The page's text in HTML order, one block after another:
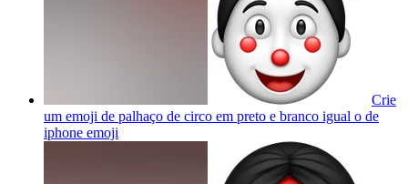
Crie
um emoji de palhaço de circo em preto e branco igual o de
iphone emoji